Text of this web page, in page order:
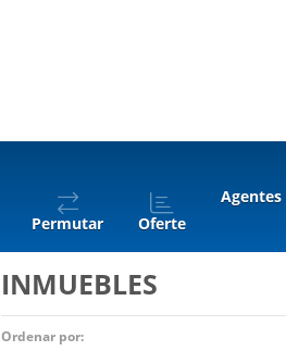
Permutar Oferte
Agentes
INMUEBLES
Ordenar por: